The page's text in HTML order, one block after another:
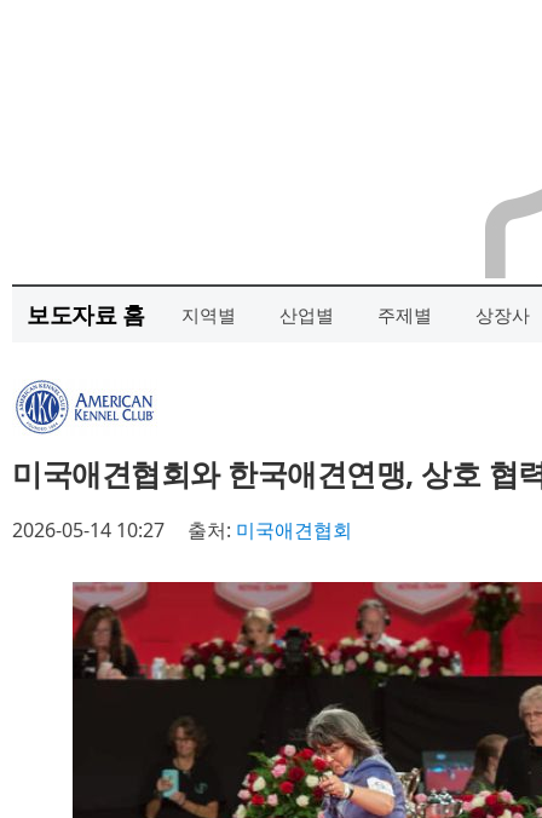
보도자료 홈 지역별 산업별 주제별 상장사
미국애견협회와 한국애견연맹, 상호 협
2026-05-14 10:27 출처: 미국애견협회